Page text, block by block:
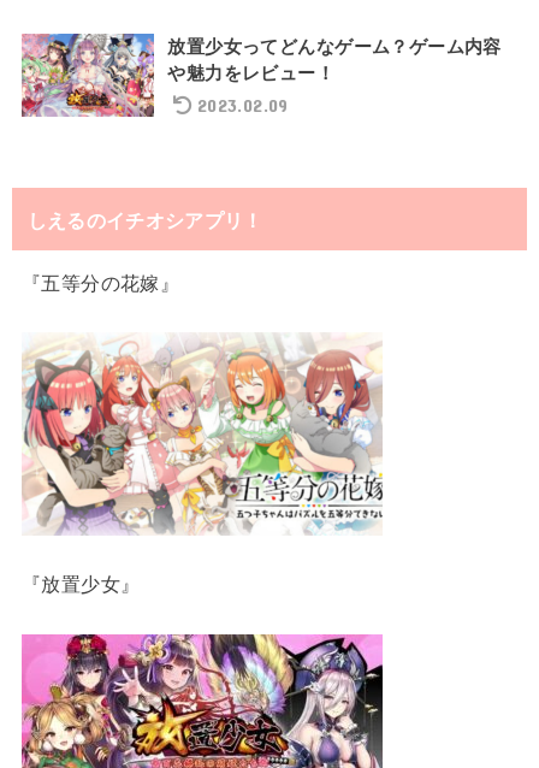
放置少女ってどんなゲーム？ゲーム内容
や魅力をレビュー！
2023.02.09
しえるのイチオシアプリ！
『五等分の花嫁』
『放置少女』